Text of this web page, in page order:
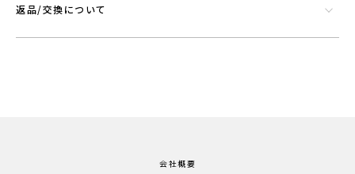
返品/交換について
会社概要